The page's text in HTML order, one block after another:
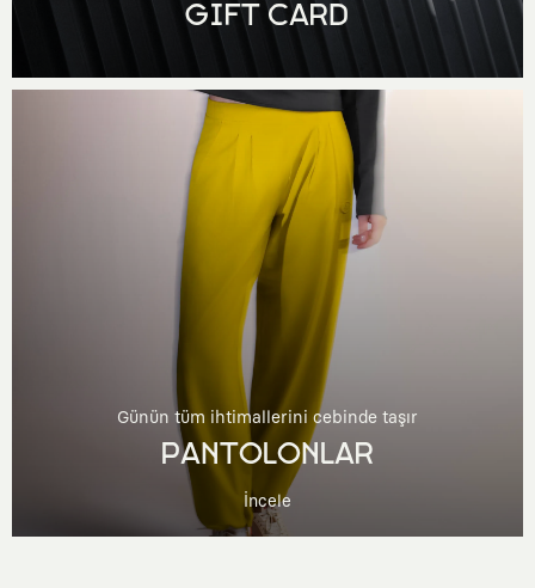
GIFT CARD
Günün tüm ihtimallerini cebinde taşır
PANTOLONLAR
İncele